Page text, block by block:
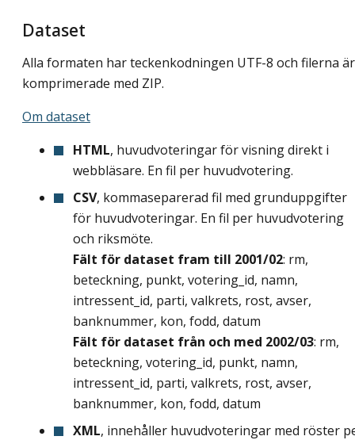
Dataset
Alla formaten har teckenkodningen UTF-8 och filerna är
komprimerade med ZIP.
Om dataset
HTML, huvudvoteringar för visning direkt i
webbläsare. En fil per huvudvotering.
CSV, kommaseparerad fil med grunduppgifter
för huvudvoteringar. En fil per huvudvotering
och riksmöte.
Fält för dataset fram till 2001/02: rm,
beteckning, punkt, votering_id, namn,
intressent_id, parti, valkrets, rost, avser,
banknummer, kon, fodd, datum
Fält för dataset från och med 2002/03: rm,
beteckning, votering_id, punkt, namn,
intressent_id, parti, valkrets, rost, avser,
banknummer, kon, fodd, datum
XML, innehåller huvudvoteringar med röster